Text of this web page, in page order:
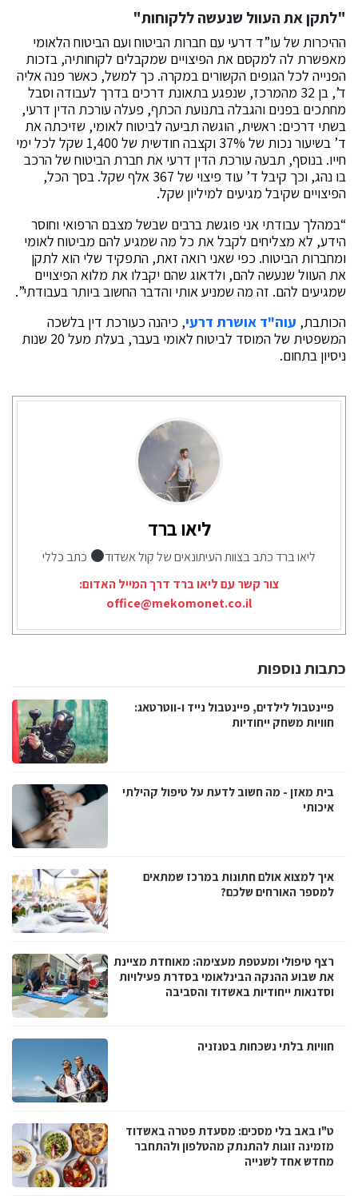
"לתקן את העוול שנעשה ללקוחות"
ההיכרות של עו”ד דרעי עם חברות הביטוח ועם הביטוח הלאומי
מאפשרת לה למקסם את הפיצויים שמקבלים לקוחותיה, בזכות
הפנייה לכל הגופים הקשורים במקרה. כך למשל, כאשר פנה אליה
ד’, בן 32 מהמרכז, שנפגע בתאונת דרכים בדרך לעבודה וסבל
מחתכים בפנים והגבלה בתנועת הכתף, פעלה עורכת הדין דרעי,
בשתי דרכים: ראשית, הוגשה תביעה לביטוח לאומי, שזיכתה את
ד’ בשיעור נכות של 37% וקצבה חודשית של 1,400 שקל לכל ימי
חייו. בנוסף, תבעה עורכת הדין דרעי את חברת הביטוח של הרכב
בו נהג, וכך קיבל ד’ עוד פיצוי של 367 אלף שקל. בסך הכל,
הפיצויים שקיבל מגיעים למיליון שקל.
“במהלך עבודתי אני פוגשת ברבים שבשל מצבם הרפואי וחוסר
הידע, לא מצליחים לקבל את כל מה שמגיע להם מביטוח לאומי
ומחברות הביטוח. כפי שאני רואה זאת, התפקיד שלי הוא לתקן
את העוול שנעשה להם, ולדאוג שהם יקבלו את מלוא הפיצויים
שמגיעים להם. זה מה שמניע אותי והדבר החשוב ביותר בעבודתי”.
הכותבת, עוה"ד אושרת דרעי, כיהנה כעורכת דין בלשכה
המשפטית של המוסד לביטוח לאומי בעבר, בעלת מעל 20 שנות
ניסיון בתחום.
ליאו ברד
ליאו ברד כתב בצוות העיתונאים של קול אשדוד
כתב כללי
צור קשר עם ליאו ברד דרך המייל האדום:
office@mekomonet.co.il
כתבות נוספות
פיינטבול לילדים, פיינטבול נייד ו-ווטרטאג:
חוויות משחק ייחודיות
בית מאזן - מה חשוב לדעת על טיפול קהילתי
איכותי
איך למצוא אולם חתונות במרכז שמתאים
למספר האורחים שלכם?
רצף טיפולי ומעטפת מעצימה: מאוחדת מציינת
את שבוע ההנקה הבינלאומי בסדרת פעילויות
וסדנאות ייחודיות באשדוד והסביבה
חוויות בלתי נשכחות בטנזניה
ט"ו באב בלי מסכים: מסעדת פטרה באשדוד
מזמינה זוגות להתנתק מהטלפון ולהתחבר
מחדש אחד לשנייה